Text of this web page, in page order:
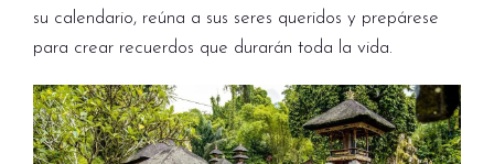
su calendario, reúna a sus seres queridos y prepárese
para crear recuerdos que durarán toda la vida.